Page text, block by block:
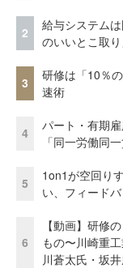
2
給与システム
のいいとこ取
3
研修は「10％
速術
4
パート・有期
「同一労働同
5
1on1が空回り
い、フィード
6
【動画】研修
もの〜川崎重
川蒼太氏・坂井